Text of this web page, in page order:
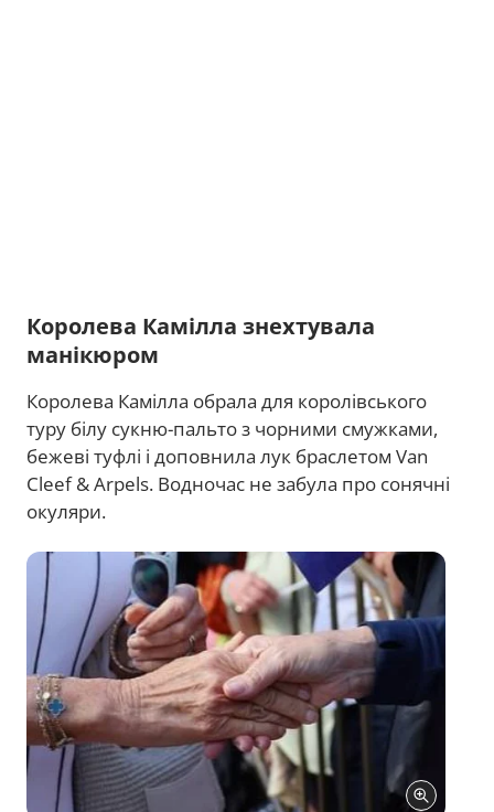
Королева Камілла знехтувала
манікюром
Королева Камілла обрала для королівського
туру білу сукню-пальто з чорними смужками,
бежеві туфлі і доповнила лук браслетом Van
Cleef & Arpels. Водночас не забула про сонячні
окуляри.